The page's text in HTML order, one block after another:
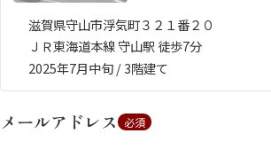
地図から探す
人気のカテゴリから探す
滋賀県守山市浮気町３２１番２０
ＪＲ東海道本線 守山駅 徒歩7分
2025年7月中旬 / 3階建て
メールアドレス 必須